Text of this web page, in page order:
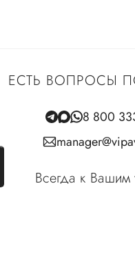
ЕСТЬ ВОПРОСЫ
8 800
Всегда к Вашим